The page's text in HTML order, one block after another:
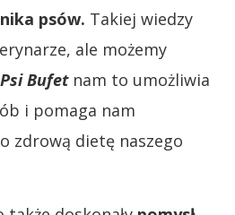
psów. Takiej wiedzy
ale możemy
Psi Bufet nam to umożliwia
i pomaga nam
zdrową dietę naszego